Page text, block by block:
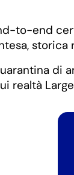
to-end
di
realtà